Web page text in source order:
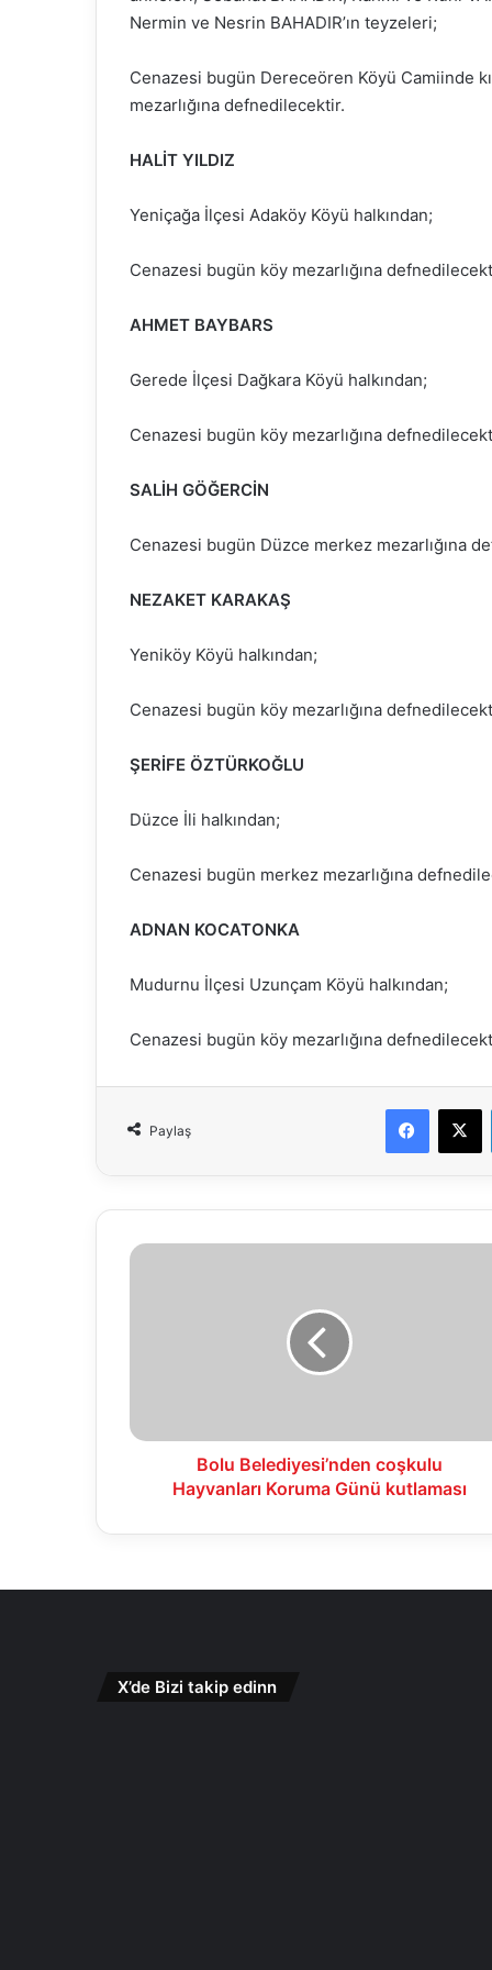
Nermin ve Nesrin BAHADIR’ın teyzeleri;
Cenazesi bugün Dereceören Köyü Camiinde
mezarlığına defnedilecektir.
HALİT YILDIZ
Yeniçağa İlçesi Adaköy Köyü halkından;
Cenazesi bugün köy mezarlığına
AHMET BAYBARS
Gerede İlçesi Dağkara Köyü halkından;
Cenazesi bugün köy mezarlığına
SALİH GÖĞERCİN
Cenazesi bugün Düzce merkez mezarlığına
NEZAKET KARAKAŞ
Yeniköy Köyü halkından;
Cenazesi bugün köy mezarlığına
ŞERİFE ÖZTÜRKOĞLU
Düzce İli halkından;
Cenazesi bugün merkez mezarlığına
ADNAN KOCATONKA
Mudurnu İlçesi Uzunçam Köyü halkından;
Cenazesi bugün köy mezarlığına
Paylaş
X
Bolu
Bolu Belediyesi’nden coşkulu
Hayvanları Koruma Günü kutlaması
X’de Bizi takip edinn